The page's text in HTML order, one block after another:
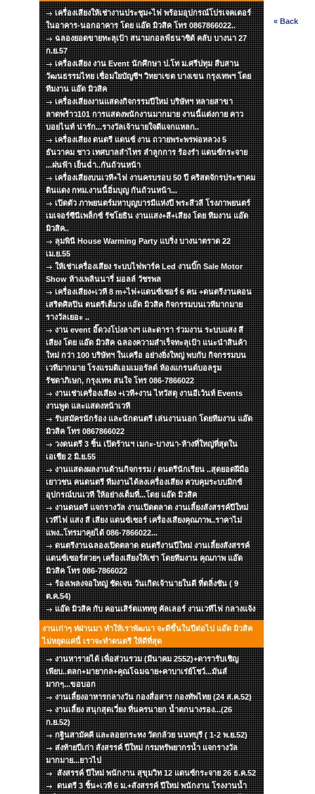
เครื่องเสียงให้เช่างานประชุม+ไฟ พร้อมอุปกรณ์โปรเจคเตอร์
ในอาคาร-นอกอาคาร โดย แอ๊ด มิวสิค โทร 0867866022..
ฉลองยอดขายทะลุเป้า สนามกอลฟ์ธนาซิต้ คลับ บางนา 27
ก.ย.57
เครื่องเสียง งาน Event นักศึกษา ป.โท ม.ศรีปทุม สืบสาน
วัฒนธรรมไทย เชื่อมใยบัญชีฯ วิทยาเขต บางเขน กรุงเทพฯ โดย
ทีมงาน แอ๊ด มิวสิค
เครื่องเสียงงานแสดงกิจกรรมปีใหม่ บริษัทฯ หลายสาขา
ลาดพร้าว101 การแสดงพนักงานมากมาย งานนี้แต่งกาย คาว
บอยไนท์ น่ารัก...รางวัลเจ้านายใจดีแจกแหลก..
เครื่องเสียง ดนตรี แดนซ์ งาน ถวายพระพรพ่อหลวง 5
ธันวาคม ชาว เทศบาลลำไทร ลำลูกการ ร้องรำ แดนซ์กระจาย
...ฝนฟ้า เย็นฉ่ำ..กันถ้วนหน้า
เครื่องเสียงบนเวที+ไฟ งานครบรอบ 50 ปี คริสตจักรประชาคม
ดินแดง กทม.งานนี้อิ่มบุญ กันถ้วนหน้า...
เปิดตัว ภาพยนตร์มหาบุญบารมีแห่งปี พระสีวลี โรงภาพยนตร์
เมเจอร์ซีนีเพล็กซ์ รัชโยธิน งานแสง+สี+เสียง โดย ทีมงาน แอ๊ด
มิวสิค..
ลุมพินี House Warming Party แบริ่ง บางนาตราด 22
เม.ย.55
ให้เช่าเครื่องเสียง ระบบไฟพาร์ค Led งานบิ๊ก Sale Motor
Show ห้างเพลินนารี่ มอลล์ วัชรพล
เครื่องเสียง+เวที 8 m+ไฟ+แดนซ์เซอร์ 6 คน +ดนตรีงานคอน
เสริตศิลปิน ดนตรีเต็มวง แอ๊ด มิวสิค กิจกรรมบนเวทีมากมาย
รางวัลเยอะ ..
งาน event อิ๊ดวงโปงลางฯ และดารา ร่วมงาน ระบบแสง สี
เสียง โดย แอ๊ด มิวสิค ฉลองความสำเร็จทะลุเป้า แนะนำสินค้า
ใหม่ กว่า 100 บริษัทฯ ในเครือ อย่างยิ่งใหญ่ พบกับ กิจกรรมบน
เวทีมากมาย โรงแรมดิเอมเมอรัลด์ ห้องแกรนด์บอลรูม
รัชดาภิเษก, กรุงเทพ สนใจ โทร 086-7866022
งานเช่าเครื่องเสียง +เวที+งาน ไทวัสดุ งานอีเว้นท์ Events
งานพูด และแสดงหน้าเวที
รับสมัครนักร้อง และนักดนตรี เล่นงานนอก โดยทีมงาน แอ๊ด
มิวสิค โทร 0867866022
วงดนตรี 3 ชิ้น เปิดร้านฯ เมกะ-บางนา-ห้างที่ใหญ่ที่สุดใน
เอเชีย 2 มิ.ย.55
งานแสดงผลงานด้านกิจกรรม / ดนตรีนักเรียน ..สุดยอดฝีมือ
เยาวชน คนดนตรี ทีมงานได้ลงเครื่องเสียง ควบคุมระบบมิกซ์
อุปกรณ์บนเวที ให้อย่างเต็มที่...โดย แอ๊ด มิวสิค
งานดนตรี แจกรางวัล งานเปิดตลาด งานเลี้ยงสังสรรค์ปีใหม่
เวทีไฟ แสง สี เสียง แดนซ์เซอร์ เครื่องเสียงคุณภาพ..ราคาไม่
แพง..โทรมาคุยได้ 086-7866022...
ดนตรีงานฉลองเปิดตลาด ดนตรีงานปีใหม่ งานเลี้ยงสังสรรค์
แดนซ์เซอร์สวยๆ เครื่องเสียงให้เช่า โดยทีมงาน คุณภาพ แอ๊ด
มิวสิค โทร 086-7866022
ร้องเพลงจอใหญ่ ชัดเจน วันเกิดเจ้านายในดี ที่ตลิ่งชัน ( 9
ต.ค.54)
แอ๊ด มิวสิค กับ คอนเสิร์ตแทททู คัลเลอร์ งานเวทีไฟ กลางแจ้ง
งานเก่าๆ ท่ผ่านมา ทำให้เราพัฒนา จะดีขึ้นในปีต่อไป แอ๊ด มิวสิค
ไม่หยุดแค่นี้ เราจะทำดนตรี ให้ดีที่สุด
งานหารายได้ เพื่อส่วนรวม (มีนาคม 2552)+ดารารับเชิญ
เพียบ..ตลก+มายากล+คุณโฉมฉาย+คาบาเร่ย์โชว์...มันส์
มากๆ...ขอบอก
งานเลี้ยงอาหารกลางวัน กองสื่อสาร กองทัพไทย (24 ส.ค.52)
งานเลี้ยง สนุกสุดเวี่ยง ที่นครนายก น้ำตกนางรอง...(26
ก.ย.52)
กฐินสามัคคี และลอยกระทง วัดกล้วย นนทบุรี ( 1-2 พ.ย.52)
ส่งท้ายปีเก่า สังสรรค์ ปีใหม่ กรมทรัพยากรน้ำ แจกรางวัล
มากมาย...ยาวไป
สังสรรค์ ปีใหม่ พนักงาน สุขุมวิท 12 แดนซ์กระจาย 26 ธ.ค.52
ดนตรี 3 ชิ้น+เวที 6 ม.+สังสรรค์ ปีใหม่ พนักงาน โรงงานน้ำ
« Back